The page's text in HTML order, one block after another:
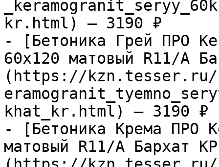
kr.html) — 3190 ₽
- [Бетоника Грей ПРО
60х120 матовый R11/A
(https://kzn.tesser.ru/
khat_kr.html) — 3190 ₽
- [Бетоника Крема ПРО
матовый R11/A Бархат